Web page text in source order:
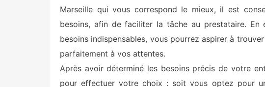
Marseille qui vous correspond le mieux, il est
besoins, afin de faciliter la tâche au prestataire.
besoins indispensables, vous pourrez aspirer à
parfaitement à vos attentes.
Après avoir déterminé les besoins précis de votre
pour effectuer votre choix : soit vous optez pour